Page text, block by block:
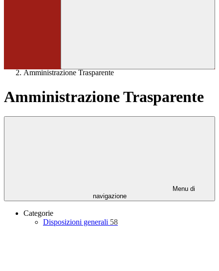
Amministrazione Trasparente
Amministrazione Trasparente
Menu di
navigazione
Categorie
Disposizioni generali 58